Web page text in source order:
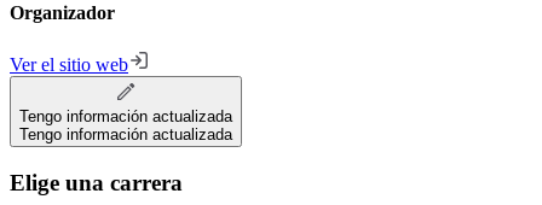
Organizador
Ver el sitio web
Tengo información actualizada
Tengo información actualizada
Elige una carrera